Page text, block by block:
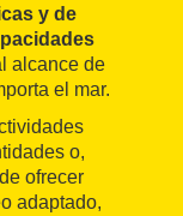
y de
alcance de
el mar.
o,
ofrecer
adaptado,